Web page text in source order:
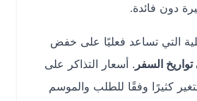
فائدة.
تساعد فعليًا على خفض
السفر . أسعار التذاكر على
وفقًا للطلب والموسم